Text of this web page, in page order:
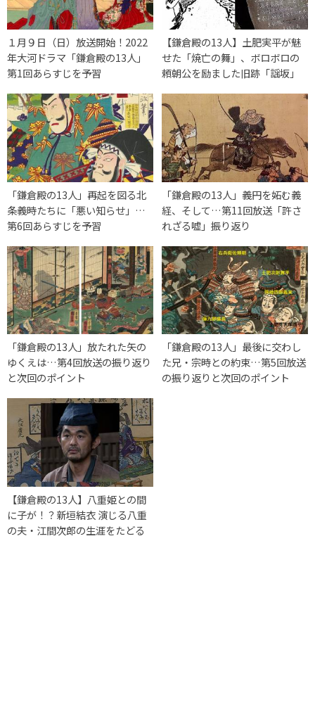
１月９日（日）放送開始！2022
年大河ドラマ「鎌倉殿の13人」
第1回あらすじを予習
【鎌倉殿の13人】土肥実平が魅
せた「焼亡の舞」、ボロボロの
頼朝公を励ました旧跡「謡坂」
「鎌倉殿の13人」再起を図る北
条義時たちに「悪い知らせ」…
第6回あらすじを予習
「鎌倉殿の13人」義円を妬む義
経、そして…第11回放送「許さ
れざる嘘」振り返り
「鎌倉殿の13人」放たれた矢の
ゆくえは…第4回放送の振り返り
と次回のポイント
「鎌倉殿の13人」最後に交わし
た兄・宗時との約束…第5回放送
の振り返りと次回のポイント
【鎌倉殿の13人】八重姫との間
に子が！？新垣結衣 演じる八重
の夫・江間次郎の生涯をたどる